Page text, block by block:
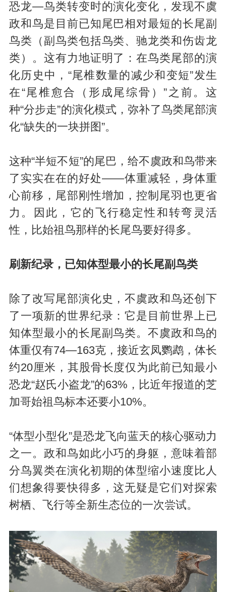
恐龙—鸟类转变时的演化变化，发现不虞
政和鸟是目前已知尾巴相对最短的长尾副
鸟类（副鸟类包括鸟类、驰龙类和伤齿龙
类）。这有力地证明了：在鸟类尾部的演
化历史中，“尾椎数量的减少和变短”发生
在“尾椎愈合（形成尾综骨）”之前。这
种“分步走”的演化模式，弥补了鸟类尾部演
化“缺失的一块拼图”。
这种“半短不短”的尾巴，给不虞政和鸟带来
了实实在在的好处——体重减轻，身体重
心前移，尾部刚性增加，控制尾羽也更省
力。因此，它的飞行稳定性和转弯灵活
性，比始祖鸟那样的长尾鸟要好得多。
刷新纪录，已知体型最小的长尾副鸟类
除了改写尾部演化史，不虞政和鸟还创下
了一项新的世界纪录：它是目前世界上已
知体型最小的长尾副鸟类。不虞政和鸟的
体重仅有74—163克，接近玄凤鹦鹉，体长
约20厘米，其股骨长度仅为此前已知最小
恐龙“赵氏小盗龙”的63%，比近年报道的芝
加哥始祖鸟标本还要小10%。
“体型小型化”是恐龙飞向蓝天的核心驱动力
之一。政和鸟如此小巧的身躯，意味着部
分鸟翼类在演化初期的体型缩小速度比人
们想象得要快得多，这无疑是它们对探索
树栖、飞行等全新生态位的一次尝试。